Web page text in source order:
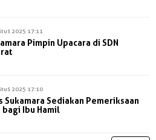
2025 17:11
Pimpin Upacara di SDN
2025 17:10
Sukamara Sediakan Pemeriksaan
bagi Ibu Hamil